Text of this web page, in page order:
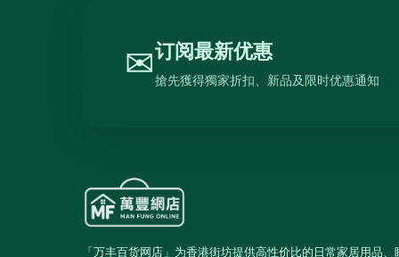
运动饮品 15
果汁及维他命饮品 13
食品
佐饭配料
即食面 18
✉订阅最新优惠
搶先獲得獨家折扣、新品及限时优惠通知
「万丰百货网店」为香港街坊提供高性价比的日常家居用品、